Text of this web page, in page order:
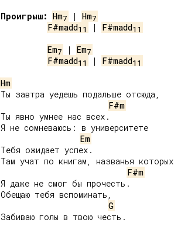
Проигрыш: Hm7 | Hm7
F#madd11 | F#madd11
Em7 | Em7
F#madd11 | F#madd11
Hm
Ты завтра уедешь подальше отсюда,
F#m
Ты явно умнее нас всех.
Я не сомневаюсь: в университете
Em
Тебя ожидает успех.
Там учат по книгам, названья которых
F#m
Я даже не смог бы прочесть.
Обещаю тебя вспоминать,
G
Забиваю голы в твою честь.